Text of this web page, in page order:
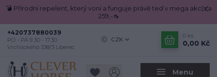
💣 Přírodní repelent, který voní a funguje právě teď v mega akci za
259,-🦟
Menu
CZK
+420737880039
PO - PÁ 9.30 - 17.30
Vrchlického 338/3 Liberec
0 ks
0,00 Kč